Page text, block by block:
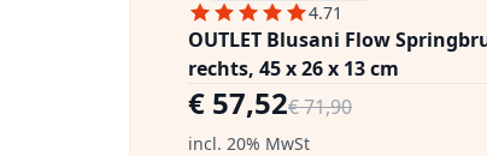
4.71
OUTLET Blusani Flow
rechts, 45 x 26 x 13 cm
€ 57,52€ 71,90
incl. 20% MwSt